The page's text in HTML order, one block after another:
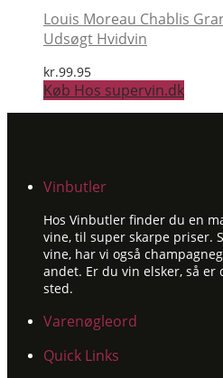
Louis Moreau Chablis
Udsøgt Hvidvin
kr.99.95
Køb Hos supervin.dk
Vinbutler
Hos Vinbutler finder du en
vine, til super skarpe priser.
vine, har vi også
andet. Er du vin elsker, så
sted.
Varenøgleord
Quick Links